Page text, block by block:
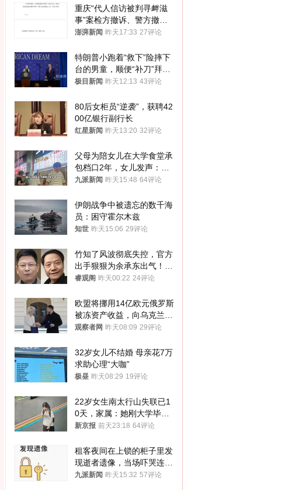
重庆“代人信访被判寻衅滋
事”案检方撤诉、警方撤
案，两被告人获国赔
澎湃新闻 昨天17:33 27评论
特朗普小跑着“救下”险摔下
台的男童，顺便“补刀”拜
登：“我可不想他像拜登一
极目新闻 昨天12:13 43评论
80后女柜员“逆袭”，获聘42
00亿银行副行长
红星新闻 昨天13:20 32评论
父母为陪女儿在大学食堂承
包档口2年，女儿发声：初
衷是为了陪伴，毕业后将不
九派新闻 昨天15:48 64评论
伊朗战争中被遗忘的数千海
员：困守霍尔木兹
知世 昨天15:06 29评论
竹知了风波彻底失控，官方
出手狠狠为余承东出气！雷
军果然没说错
睿观阁 昨天00:22 24评论
欧盟将挪用14亿欧元俄罗斯
被冻资产收益，向乌克兰提
供援助
观察者网 昨天08:09 29评论
32岁女儿不结婚 母亲花7万
求助心理“大咖”
极昼 昨天08:29 19评论
22岁女生南太行山失联已1
0天，家属：她刚大学毕业
想到山里旅行
新京报 前天23:18 64评论
租客夜间在上锁的柜子里发
现逝者遗像，当场吓哭连夜
搬离，房东退还押金
九派新闻 昨天15:32 57评论